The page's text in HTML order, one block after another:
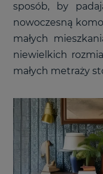
sposób, by
nowoczesną
małych
niewielkich
małych metraży